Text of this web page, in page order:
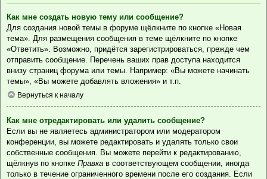
Как мне создать новую тему или сообщение?
Для создания новой темы в форуме щёлкните по кнопке «Новая
тема». Для размещения сообщения в теме щёлкните по кнопке
«Ответить». Возможно, придётся зарегистрироваться, прежде чем
отправить сообщение. Перечень ваших прав доступа находится
внизу страниц форума или темы. Например: «Вы можете начинать
темы», «Вы можете добавлять вложения» и т.п.
Вернуться к началу
Как мне отредактировать или удалить сообщение?
Если вы не являетесь администратором или модератором
конференции, вы можете редактировать и удалять только свои
собственные сообщения. Вы можете перейти к редактированию,
щёлкнув по кнопке Правка в соответствующем сообщении, иногда
только в течение ограниченного времени после его создания. Если